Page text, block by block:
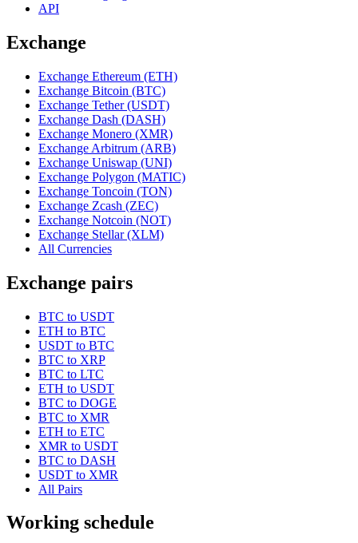
API
Exchange
Exchange Ethereum (ETH)
Exchange Bitcoin (BTC)
Exchange Tether (USDT)
Exchange Dash (DASH)
Exchange Monero (XMR)
Exchange Arbitrum (ARB)
Exchange Uniswap (UNI)
Exchange Polygon (MATIC)
Exchange Toncoin (TON)
Exchange Zcash (ZEC)
Exchange Notcoin (NOT)
Exchange Stellar (XLM)
All Currencies
Exchange pairs
BTC to USDT
ETH to BTC
USDT to BTC
BTC to XRP
BTC to LTC
ETH to USDT
BTC to DOGE
BTC to XMR
ETH to ETC
XMR to USDT
BTC to DASH
USDT to XMR
All Pairs
Working schedule